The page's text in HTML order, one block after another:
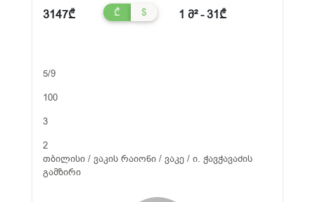
3147₾ ₾ $ 1 მ² - 31₾
5/9
100
3
2
თბილისი / ვაკის რაიონი / ვაკე / ი. ჭავჭავაძის
გამზირი